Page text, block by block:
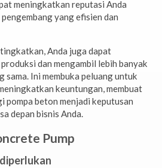
meningkatkan reputasi Anda
yang efisien dan
Anda juga dapat
dan mengambil lebih banyak
sama. Ini membuka peluang untuk
keuntungan, membuat
pompa beton menjadi keputusan
depan bisnis Anda.
Pump